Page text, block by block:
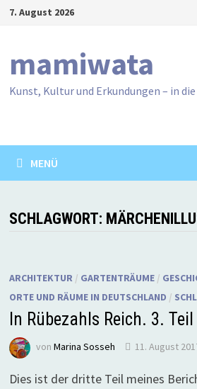
Zum7. August 2026
mamiwata
Kunst, Kultur und Erkundungen – in
MENÜ
SCHLAGWORT:
ARCHITEKTUR / GARTENTRÄUME/
ORTE UND RÄUME IN DEUTSCHLAND /
In Rübezahls Reich. 3. Teil
von Marina Sosseh 11. August
Dies ist der dritte Teil meines